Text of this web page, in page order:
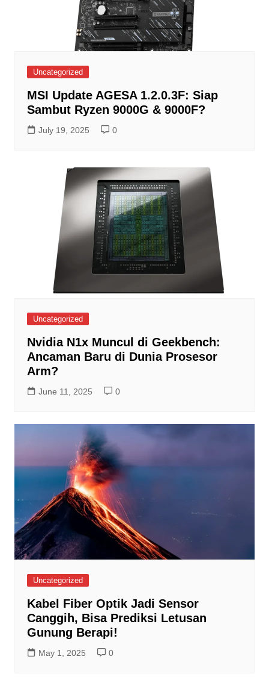
Uncategorized
MSI Update AGESA 1.2.0.3F: Siap
Sambut Ryzen 9000G & 9000F?
July 19, 2025 0
Uncategorized
Nvidia N1x Muncul di Geekbench:
Ancaman Baru di Dunia Prosesor
Arm?
June 11, 2025 0
Uncategorized
Kabel Fiber Optik Jadi Sensor
Canggih, Bisa Prediksi Letusan
Gunung Berapi!
May 1, 2025 0